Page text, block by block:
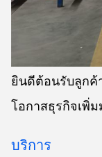
ยินดีต้อนรับลูกค้
โอกาสธุรกิจเพิ่
บริการ